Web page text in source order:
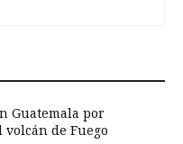
Guatemala por
de Fuego